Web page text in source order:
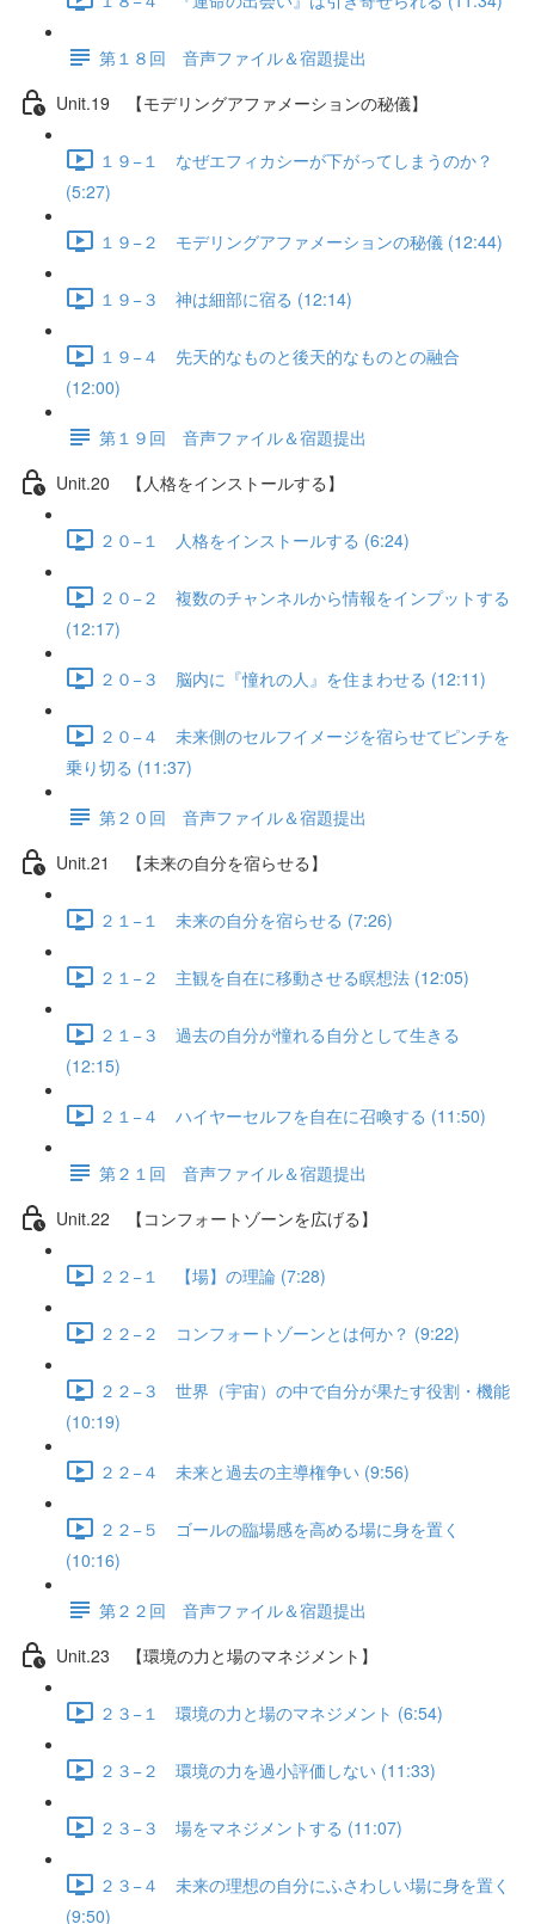
第１８回 音声ファイル＆宿題提出
Unit.19 【モデリングアファメーションの秘儀】
１９−１ なぜエフィカシーが下がってしまうのか？
(5:27)
１９−２ モデリングアファメーションの秘儀 (12:44)
１９−３ 神は細部に宿る (12:14)
１９−４ 先天的なものと後天的なものとの融合
(12:00)
第１９回 音声ファイル＆宿題提出
Unit.20 【人格をインストールする】
２０−１ 人格をインストールする (6:24)
２０−２ 複数のチャンネルから情報をインプットする
(12:17)
２０−３ 脳内に『憧れの人』を住まわせる (12:11)
２０−４ 未来側のセルフイメージを宿らせてピンチを
乗り切る (11:37)
第２０回 音声ファイル＆宿題提出
Unit.21 【未来の自分を宿らせる】
２１−１ 未来の自分を宿らせる (7:26)
２１−２ 主観を自在に移動させる瞑想法 (12:05)
２１−３ 過去の自分が憧れる自分として生きる
(12:15)
２１−４ ハイヤーセルフを自在に召喚する (11:50)
第２１回 音声ファイル＆宿題提出
Unit.22 【コンフォートゾーンを広げる】
２２−１ 【場】の理論 (7:28)
２２−２ コンフォートゾーンとは何か？ (9:22)
２２−３ 世界（宇宙）の中で自分が果たす役割・機能
(10:19)
２２−４ 未来と過去の主導権争い (9:56)
２２−５ ゴールの臨場感を高める場に身を置く
(10:16)
第２２回 音声ファイル＆宿題提出
Unit.23 【環境の力と場のマネジメント】
２３−１ 環境の力と場のマネジメント (6:54)
２３−２ 環境の力を過小評価しない (11:33)
２３−３ 場をマネジメントする (11:07)
２３−４ 未来の理想の自分にふさわしい場に身を置く
(9:50)